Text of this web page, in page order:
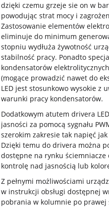
dzięki czemu grzeje sie on w
powodując strat mocy i
Zastosowanie elementów
eliminuje do minimum
stopniu wydłuża żywotność
stabilność pracy. Ponadto
kondensatorów
(mogące prowadzić nawet do
LED jest stosunkowo wysokie z
warunki pracy kondensatorów.
Dodatkowym atutem drivera
jasności za pomocą sygnału
szerokim zakresie tak napięć
Dzięki temu do drivera można
dostępne na rynku ściemniacze
kontrolę nad jasnością lub
Z pełnymi możliwościami
w instrukcji obsługi dostępnej
pobrania w kolumnie po prawej